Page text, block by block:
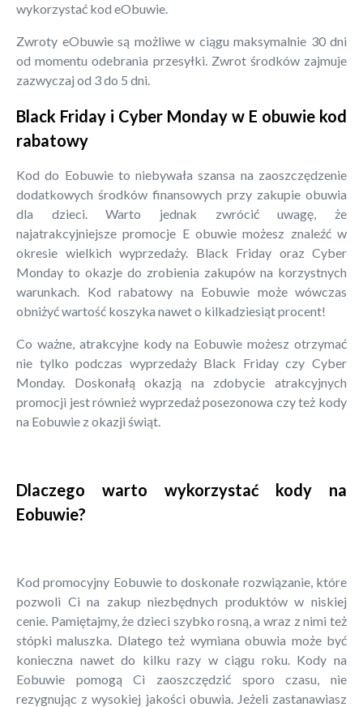
wykorzystać kod eObuwie.
Zwroty eObuwie są możliwe w ciągu maksymalnie 30 dni
od momentu odebrania przesyłki. Zwrot środków zajmuje
zazwyczaj od 3 do 5 dni.
Black Friday i Cyber Monday w E obuwie kod
rabatowy
Kod do Eobuwie to niebywała szansa na zaoszczędzenie
dodatkowych środków finansowych przy zakupie obuwia
dla dzieci. Warto jednak zwrócić uwagę, że
najatrakcyjniejsze promocje E obuwie możesz znaleźć w
okresie wielkich wyprzedaży. Black Friday oraz Cyber
Monday to okazje do zrobienia zakupów na korzystnych
warunkach. Kod rabatowy na Eobuwie może wówczas
obniżyć wartość koszyka nawet o kilkadziesiąt procent!
Co ważne, atrakcyjne kody na Eobuwie możesz otrzymać
nie tylko podczas wyprzedaży Black Friday czy Cyber
Monday. Doskonałą okazją na zdobycie atrakcyjnych
promocji jest również wyprzedaż posezonowa czy też kody
na Eobuwie z okazji świąt.
Dlaczego warto wykorzystać kody na
Eobuwie?
Kod promocyjny Eobuwie to doskonałe rozwiązanie, które
pozwoli Ci na zakup niezbędnych produktów w niskiej
cenie. Pamiętajmy, że dzieci szybko rosną, a wraz z nimi też
stópki maluszka. Dlatego też wymiana obuwia może być
konieczna nawet do kilku razy w ciągu roku. Kody na
Eobuwie pomogą Ci zaoszczędzić sporo czasu, nie
rezygnując z wysokiej jakości obuwia. Jeżeli zastanawiasz